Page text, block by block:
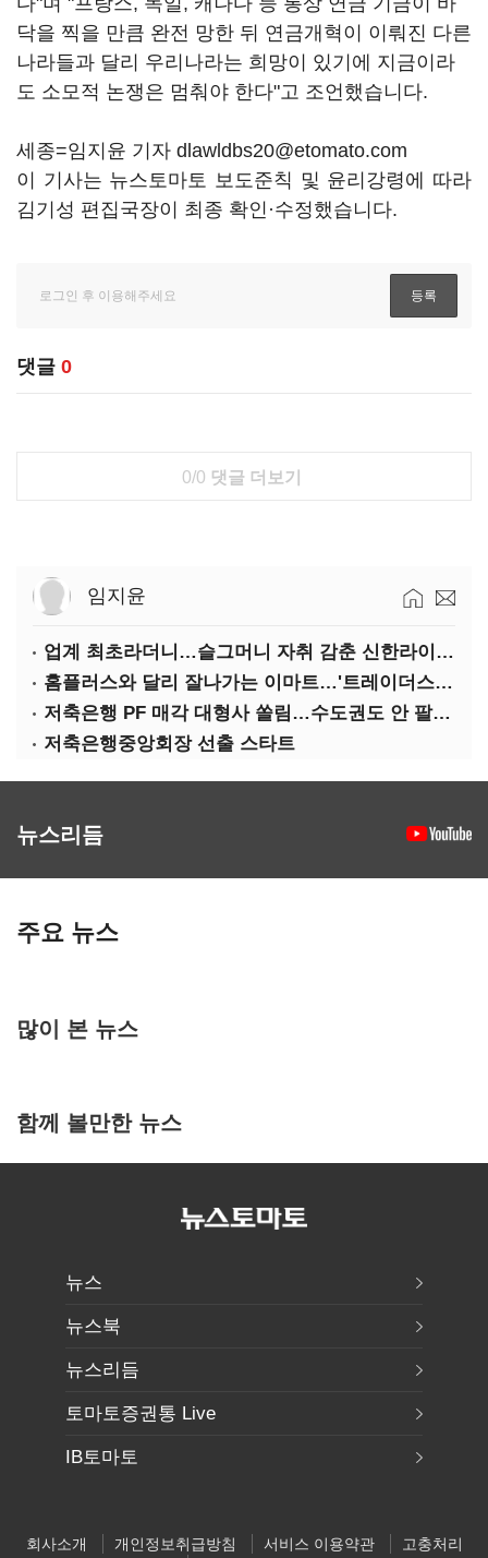
닥을 찍을 만큼 완전 망한 뒤 연금개혁이 이뤄진 다른
나라들과 달리 우리나라는 희망이 있기에 지금이라
도 소모적 논쟁은 멈춰야 한다"고 조언했습니다.
세종=임지윤 기자 dlawldbs20@etomato.com
이 기사는 뉴스토마토 보도준칙 및 윤리강령에 따라
김기성 편집국장이 최종 확인·수정했습니다.
댓글 0
0/0 댓글 더보기
임지윤
업계 최초라더니…슬그머니 자취 감춘 신한라이프 ‘상속증여연구소’
홈플러스와 달리 잘나가는 이마트…'트레이더스 삼성카드' 주목
저축은행 PF 매각 대형사 쏠림…수도권도 안 팔린다
저축은행중앙회장 선출 스타트
뉴스리듬
주요 뉴스
많이 본 뉴스
함께 볼만한 뉴스
뉴스
뉴스북
뉴스리듬
토마토증권통 Live
IB토마토
회사소개 개인정보취급방침 서비스 이용약관
고충처리